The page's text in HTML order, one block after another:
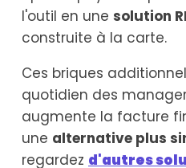
l'outil en une solution
construite à la carte.
Ces briques
quotidien des
augmente la facture
une alternative plus
regardez d'autres